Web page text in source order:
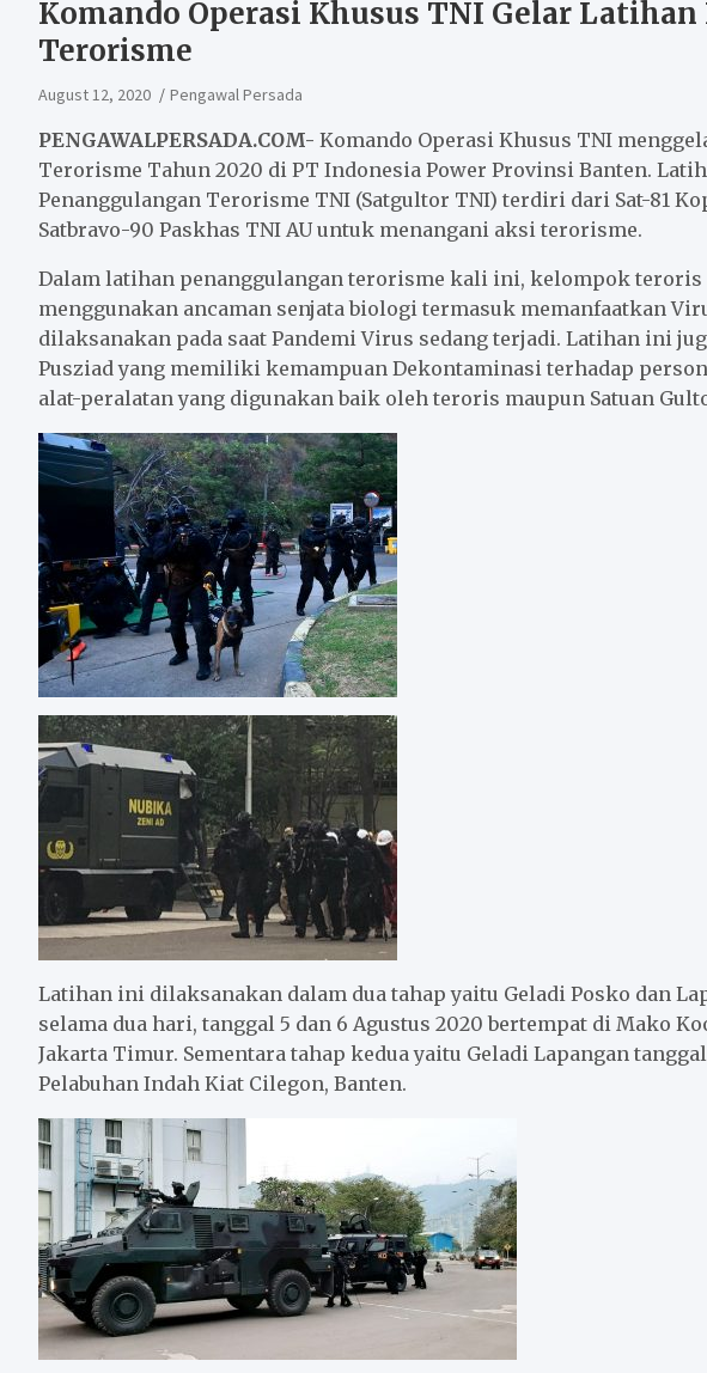
Komando Operasi Khusus TNI Gelar
Terorisme
August 12, 2020 Pengawal Persada
PENGAWALPERSADA.COM- Komando Operasi Khusus TNI
Terorisme Tahun 2020 di PT Indonesia Power Provinsi Banten.
Penanggulangan Terorisme TNI (Satgultor TNI) terdiri dari Sat-81
Satbravo-90 Paskhas TNI AU untuk menangani aksi terorisme.
Dalam latihan penanggulangan terorisme kali ini, kelompok teroris
menggunakan ancaman senjata biologi termasuk memanfaatkan
dilaksanakan pada saat Pandemi Virus sedang terjadi. Latihan ini
Pusziad yang memiliki kemampuan Dekontaminasi terhadap
alat-peralatan yang digunakan baik oleh teroris maupun Satuan
Latihan ini dilaksanakan dalam dua tahap yaitu Geladi Posko dan
selama dua hari, tanggal 5 dan 6 Agustus 2020 bertempat di Mako
Jakarta Timur. Sementara tahap kedua yaitu Geladi Lapangan tanggal
Pelabuhan Indah Kiat Cilegon, Banten.